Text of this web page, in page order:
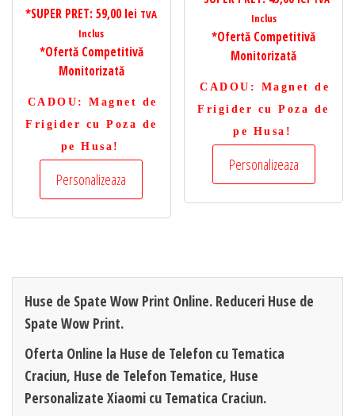
*SUPER PRET:59,00 lei TVA
Inclus
*Ofertă Competitivă
Monitorizată
CADOU : Magnet de
Frigider cu Poza de
pe Husa!
Personalizeaza
Inclus
*Ofertă Competitivă
Monitorizată
CADOU : Magnet de
Frigider cu Poza de
pe Husa!
Personalizeaza
Huse de Spate Wow Print Online. Reduceri Huse de
Spate Wow Print.
Oferta Online la Huse de Telefon cu Tematica
Craciun, Huse de Telefon Tematice, Huse
Personalizate Xiaomi cu Tematica Craciun.